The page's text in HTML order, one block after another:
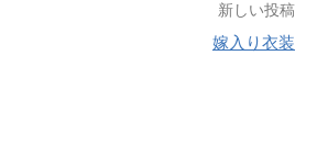
新しい投稿
嫁入り衣装